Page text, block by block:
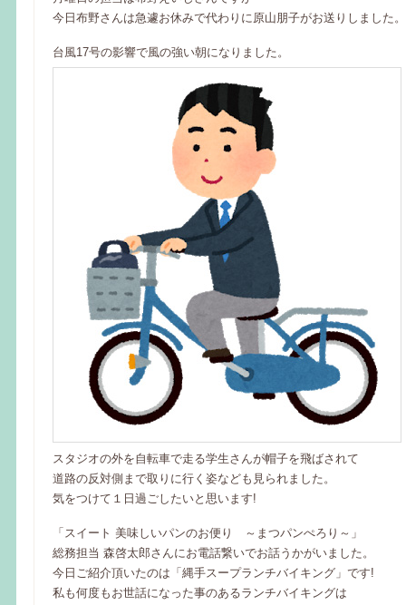
今日布野さんは急遽お休みで代わりに原山朋子がお送りしました。
台風17号の影響で風の強い朝になりました。
スタジオの外を自転車で走る学生さんが帽子を飛ばされて
道路の反対側まで取りに行く姿なども見られました。
気をつけて１日過ごしたいと思います!
「スイート 美味しいパンのお便り ～まつパンぺろり～」
総務担当 森啓太郎さんにお電話繋いでお話うかがいました。
今日ご紹介頂いたのは「縄手スープランチバイキング」です!
私も何度もお世話になった事のあるランチバイキングは